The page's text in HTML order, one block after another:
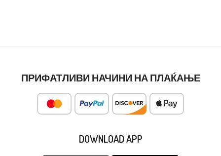
ПРИФАТЛИВИ НАЧИНИ НА ПЛАЌАЊЕ
DOWNLOAD APP